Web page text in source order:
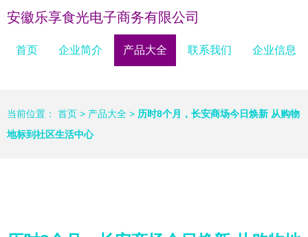
安徽乐享食光电子商务有限公司
首页 企业简介 产品大全 联系我们 企业信息
当前位置： 首页 > 产品大全 > 历时8个月，长安商场今日焕新 从购物
地标到社区生活中心